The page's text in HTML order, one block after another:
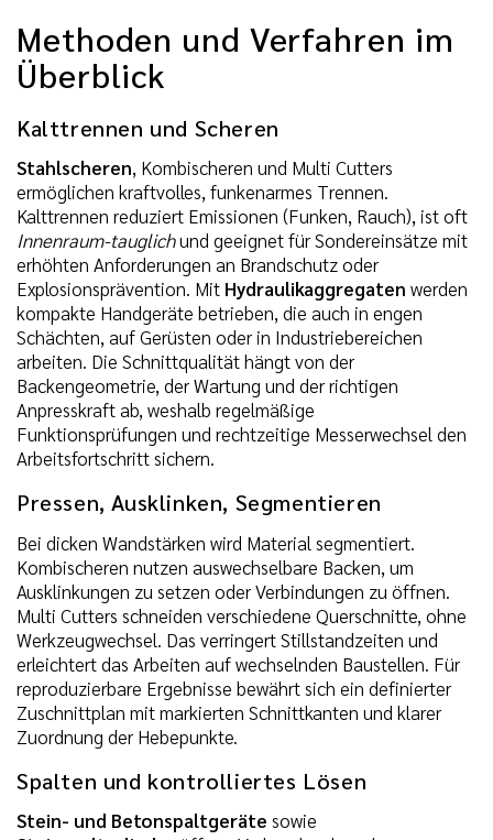
Methoden und Verfahren im
Überblick
Kalttrennen und Scheren
Stahlscheren, Kombischeren und Multi Cutters
ermöglichen kraftvolles, funkenarmes Trennen.
Kalttrennen reduziert Emissionen (Funken, Rauch), ist oft
Innenraum-tauglichund geeignet für Sondereinsätze mit
erhöhten Anforderungen an Brandschutz oder
Explosionsprävention. Mit Hydraulikaggregaten werden
kompakte Handgeräte betrieben, die auch in engen
Schächten, auf Gerüsten oder in Industriebereichen
arbeiten. Die Schnittqualität hängt von der
Backengeometrie, der Wartung und der richtigen
Anpresskraft ab, weshalb regelmäßige
Funktionsprüfungen und rechtzeitige Messerwechsel den
Arbeitsfortschritt sichern.
Pressen, Ausklinken, Segmentieren
Bei dicken Wandstärken wird Material segmentiert.
Kombischeren nutzen auswechselbare Backen, um
Ausklinkungen zu setzen oder Verbindungen zu öffnen.
Multi Cutters schneiden verschiedene Querschnitte, ohne
Werkzeugwechsel. Das verringert Stillstandzeiten und
erleichtert das Arbeiten auf wechselnden Baustellen. Für
reproduzierbare Ergebnisse bewährt sich ein definierter
Zuschnittplan mit markierten Schnittkanten und klarer
Zuordnung der Hebepunkte.
Spalten und kontrolliertes Lösen
Stein- und Betonspaltgeräte sowie